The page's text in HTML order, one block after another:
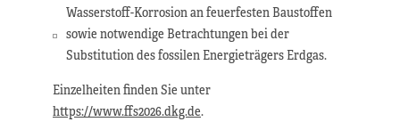
Wasserstoff-Korrosion an feuerfesten Baustoffen
sowie notwendige Betrachtungen bei der
Substitution des fossilen Energieträgers Erdgas.
Einzelheiten finden Sie unter
https://www.ffs2026.dkg.de.